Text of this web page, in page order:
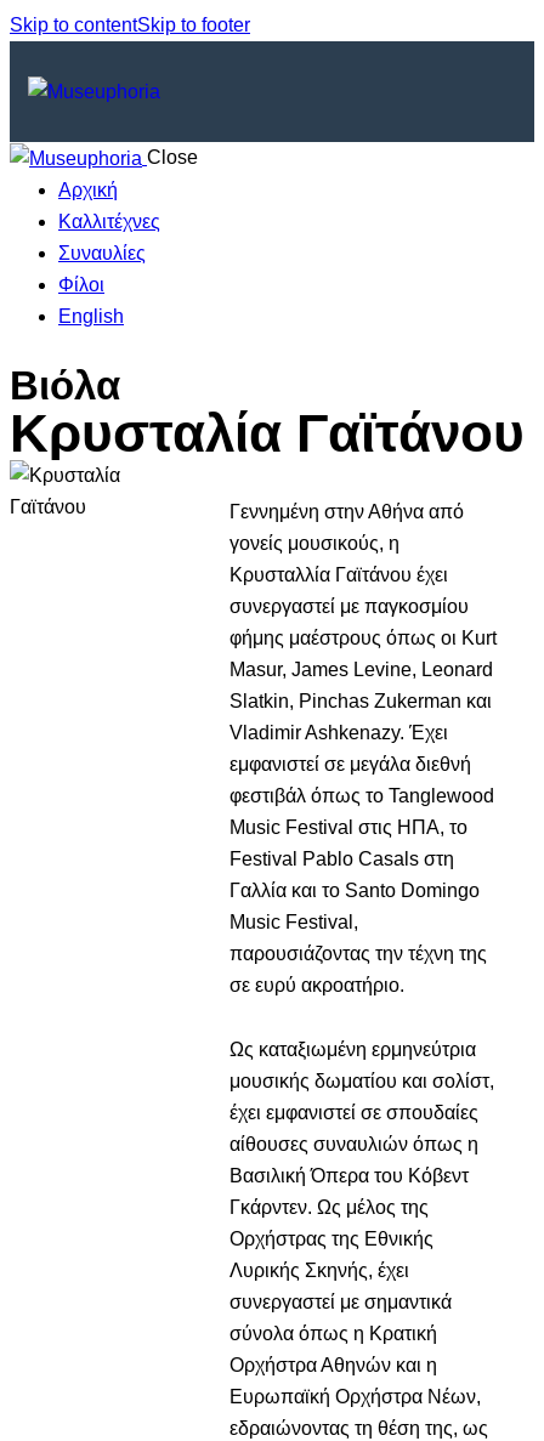
Skip to contentSkip to footer
Close
Αρχική
Καλλιτέχνες
Συναυλίες
Φίλοι
English
Βιόλα
Κρυσταλία Γαϊτάνου
Γεννημένη στην Αθήνα από
γονείς μουσικούς, η
Κρυσταλλία Γαϊτάνου έχει
συνεργαστεί με παγκοσμίου
φήμης μαέστρους όπως οι Kurt
Masur, James Levine, Leonard
Slatkin, Pinchas Zukerman και
Vladimir Ashkenazy. Έχει
εμφανιστεί σε μεγάλα διεθνή
φεστιβάλ όπως το Tanglewood
Music Festival στις ΗΠΑ, το
Festival Pablo Casals στη
Γαλλία και το Santo Domingo
Music Festival,
παρουσιάζοντας την τέχνη της
σε ευρύ ακροατήριο.
Ως καταξιωμένη ερμηνεύτρια
μουσικής δωματίου και σολίστ,
έχει εμφανιστεί σε σπουδαίες
αίθουσες συναυλιών όπως η
Βασιλική Όπερα του Κόβεντ
Γκάρντεν. Ως μέλος της
Ορχήστρας της Εθνικής
Λυρικής Σκηνής, έχει
συνεργαστεί με σημαντικά
σύνολα όπως η Κρατική
Ορχήστρα Αθηνών και η
Ευρωπαϊκή Ορχήστρα Νέων,
εδραιώνοντας τη θέση της, ως